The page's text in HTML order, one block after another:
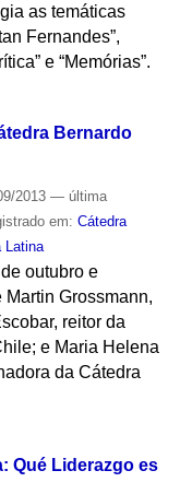
as temáticas
Fernandes”,
e “Memórias”.
Bernardo
2013 — última
em: Cátedra
Latina
outubro e
Grossmann,
reitor da
e Maria Helena
da Cátedra
Qué Liderazgo es